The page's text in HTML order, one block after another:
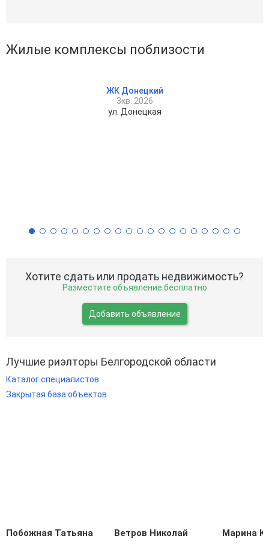
Жилые комплексы поблизости
ЖК Донецкий
3кв. 2026
ул. Донецкая
Хотите сдать или продать недвижимость?
Разместите объявление бесплатно
Добавить объявление
Лучшие риэлторы Белгородской области
Каталог специалистов
Закрытая база объектов
Побожная Татьяна Ветров Николай Марина